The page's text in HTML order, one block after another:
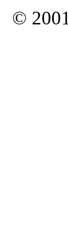
©